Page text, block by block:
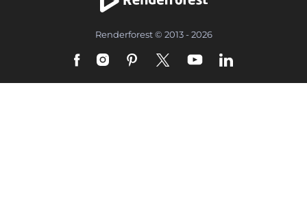
Renderforest © 2013 - 2026